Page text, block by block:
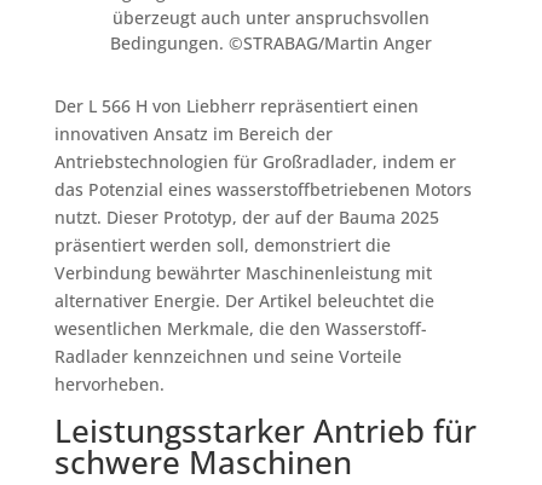
überzeugt auch unter anspruchsvollen
Bedingungen. ©STRABAG/Martin Anger
Der L 566 H von Liebherr repräsentiert einen
innovativen Ansatz im Bereich der
Antriebstechnologien für Großradlader, indem er
das Potenzial eines wasserstoffbetriebenen Motors
nutzt. Dieser Prototyp, der auf der Bauma 2025
präsentiert werden soll, demonstriert die
Verbindung bewährter Maschinenleistung mit
alternativer Energie. Der Artikel beleuchtet die
wesentlichen Merkmale, die den Wasserstoff-
Radlader kennzeichnen und seine Vorteile
hervorheben.
Leistungsstarker Antrieb für
schwere Maschinen